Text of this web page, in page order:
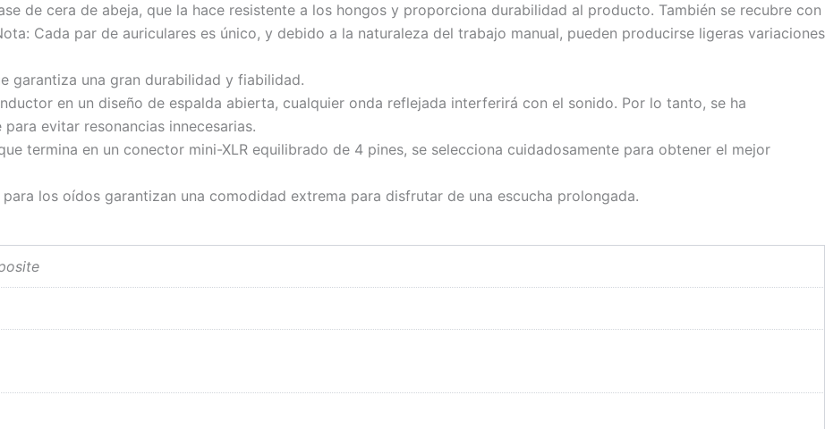
de cera de abeja, que la hace resistente a los hongos y proporciona durabilidad al producto. También se recubre con
Cada par de auriculares es único, y debido a la naturaleza del trabajo manual, pueden producirse ligeras variaciones
garantiza una gran durabilidad y fiabilidad.
en un diseño de espalda abierta, cualquier onda reflejada interferirá con el sonido. Por lo tanto, se ha
evitar resonancias innecesarias.
termina en un conector mini-XLR equilibrado de 4 pines, se selecciona cuidadosamente para obtener el mejor
los oídos garantizan una comodidad extrema para disfrutar de una escucha prolongada.